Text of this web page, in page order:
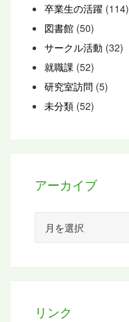
卒業生の活躍 (114)
図書館 (50)
サークル活動 (32)
就職課 (52)
研究室訪問 (5)
未分類 (52)
アーカイブ
カ
リンク